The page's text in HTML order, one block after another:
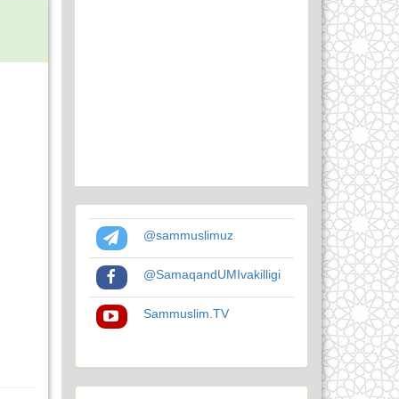
@sammuslimuz
@SamaqandUMIvakilligi
Sammuslim.TV